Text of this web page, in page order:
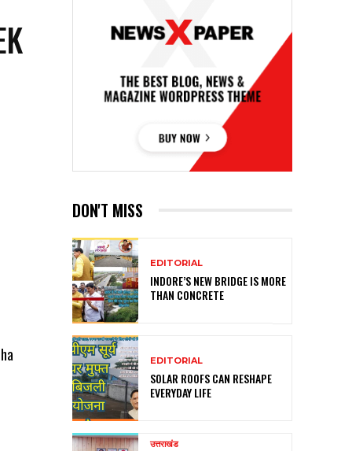
DON'T MISS
EDITORIAL
INDORE’S NEW BRIDGE IS MORE
THAN CONCRETE
EDITORIAL
SOLAR ROOFS CAN RESHAPE
EVERYDAY LIFE
उत्तराखंड